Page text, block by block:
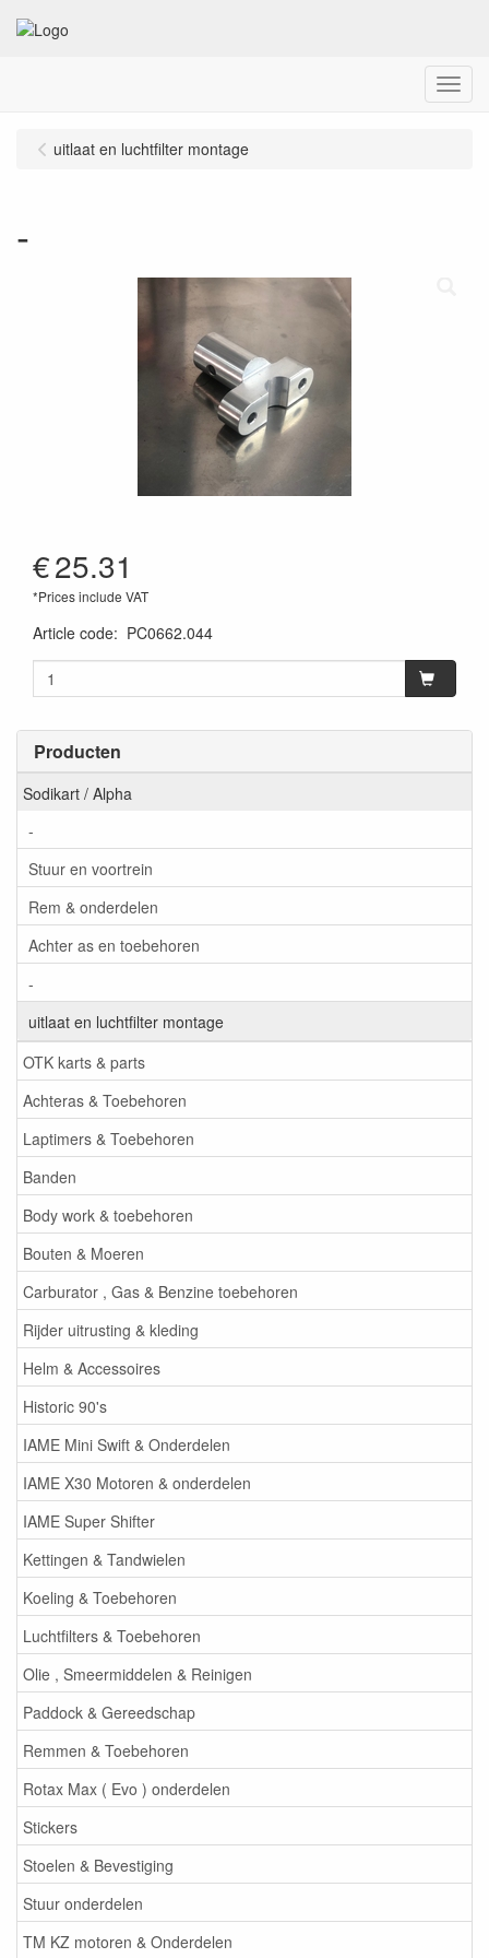
Menu
Producten
Sodikart / Alpha
-
Stuur en voortrein
Rem & onderdelen
Achter as en toebehoren
-
uitlaat en luchtfilter montage
OTK karts & parts
Achteras & Toebehoren
Laptimers & Toebehoren
Banden
Body work & toebehoren
Bouten & Moeren
Carburator , Gas & Benzine toebehoren
Rijder uitrusting & kleding
Helm & Accessoires
Historic 90's
IAME Mini Swift & Onderdelen
IAME X30 Motoren & onderdelen
IAME Super Shifter
Kettingen & Tandwielen
Koeling & Toebehoren
Luchtfilters & Toebehoren
Olie , Smeermiddelen & Reinigen
Paddock & Gereedschap
Remmen & Toebehoren
Rotax Max ( Evo ) onderdelen
Stickers
Stoelen & Bevestiging
Stuur onderdelen
TM KZ motoren & Onderdelen
uitlaat en luchtfilter montage
-
€25.31
*Prices include VAT
Article code: PC0662.044